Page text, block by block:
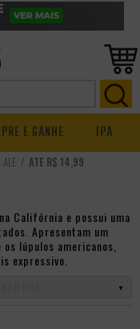
E GANHE IPA
ATÉ R$ 14,99
Califórnia e possui uma
Apresentam um
lúpulos americanos,
expressivo.